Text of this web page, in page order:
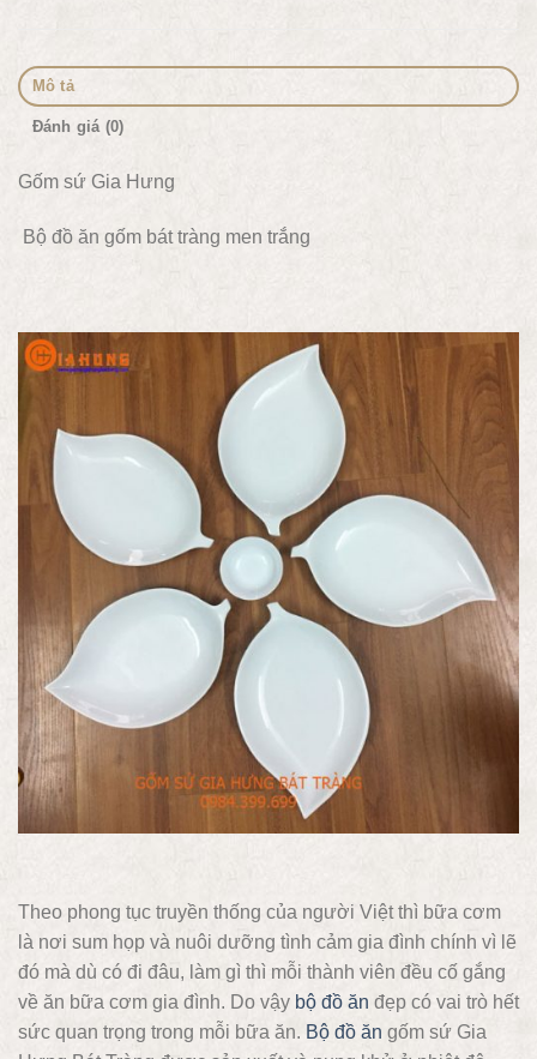
Mô tả
Đánh giá (0)
Gốm sứ Gia Hưng
Bộ đồ ăn gốm bát tràng men trắng
Theo phong tục truyền thống của người Việt thì bữa cơm
là nơi sum họp và nuôi dưỡng tình cảm gia đình chính vì lẽ
đó mà dù có đi đâu, làm gì thì mỗi thành viên đều cố gắng
về ăn bữa cơm gia đình. Do vậy bộ đồ ăn đẹp có vai trò hết
sức quan trọng trong mỗi bữa ăn. Bộ đồ ăn gốm sứ Gia